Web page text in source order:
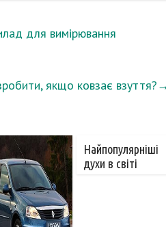
для вимірювання
якщо ковзає взуття?
Найпопулярніші
духи в світі